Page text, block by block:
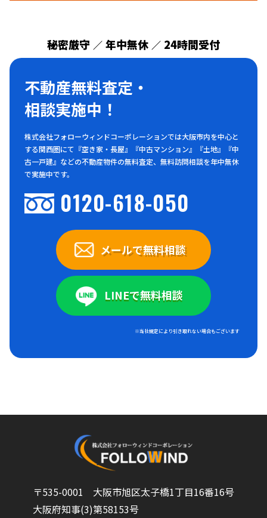
秘密厳守 ／ 年中無休 ／ 24時間受付
不動産無料査定・
相談実施中！
株式会社フォローウィンドコーポレーションでは大阪市内を中心と
する関西圏にて『空き家・長屋』『中古マンション』『土地』『中
古一戸建』などの不動産物件の無料査定、無料訪問相談を年中無休
で実施中です。
0120-618-050
メールで無料相談
LINEで無料相談
※当社規定により引き取れない場合もございます
〒535-0001 大阪市旭区太子橋1丁目16番16号
大阪府知事(3)第58153号